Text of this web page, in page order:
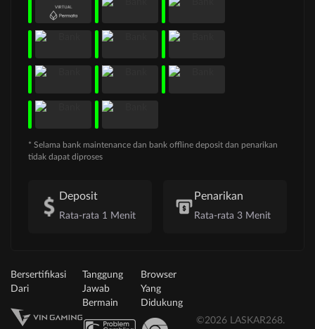
* Selama bank maintenance dan bank offline deposit dan penarikan
tidak dapat diproses
Deposit
Rata-rata 1 Menit
Penarikan
Rata-rata 3 Menit
Bersertifikasi
Dari
Tanggung
Jawab
Bermain
Browser
Yang
Didukung
©2026 LASKAR268.